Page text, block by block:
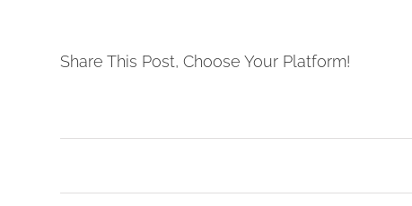
Share This Post, Choose Your Platform!